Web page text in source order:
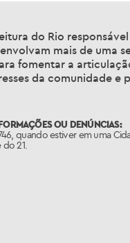
do Rio
mais de uma
fomentar a
da comunidade e
OU DENÚNCIAS:
quando estiver em uma
21.